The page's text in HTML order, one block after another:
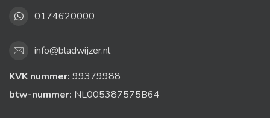
0174620000
info@bladwijzer.nl
KVK nummer: 99379988
btw-nummer: NL005387575B64